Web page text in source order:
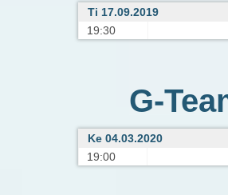
Ti 17.09.2019
19:30
G-
Ke 04.03.2020
19:00